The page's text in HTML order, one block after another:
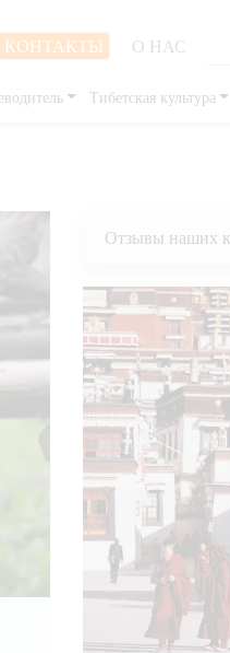
КОНТАКТЫ О НАС
Тибетская культура
Отзывы наших